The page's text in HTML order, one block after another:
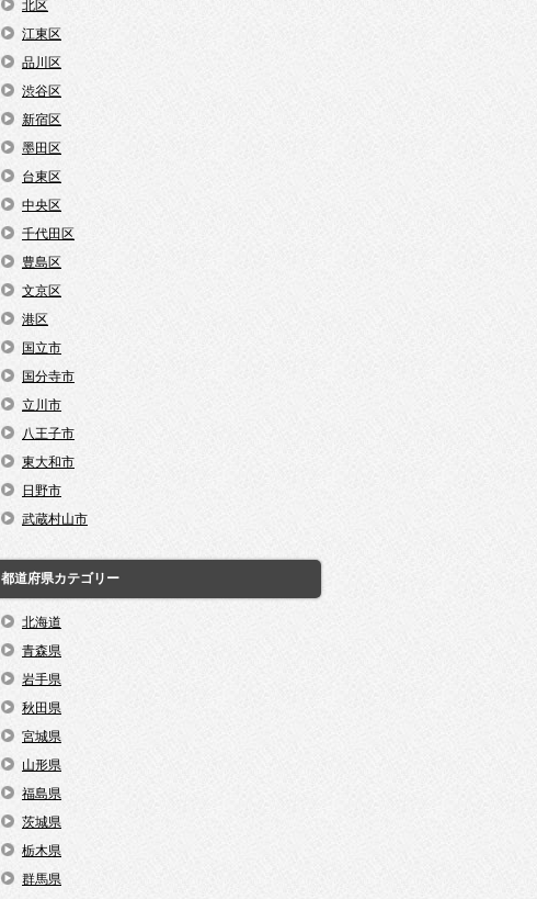
北区
江東区
品川区
渋谷区
新宿区
墨田区
台東区
中央区
千代田区
豊島区
文京区
港区
国立市
国分寺市
立川市
八王子市
東大和市
日野市
武蔵村山市
都道府県カテゴリー
北海道
青森県
岩手県
秋田県
宮城県
山形県
福島県
茨城県
栃木県
群馬県